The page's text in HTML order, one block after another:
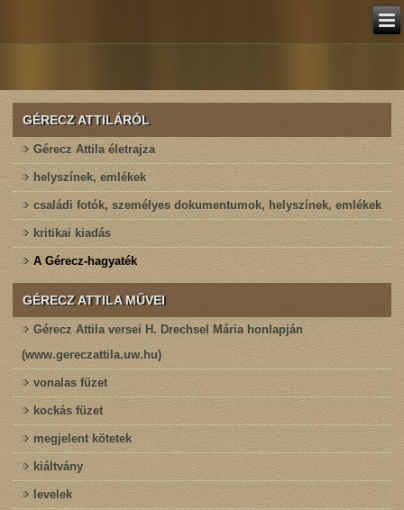
GÉRECZ ATTILÁRÓL
Gérecz Attila életrajza
helyszínek, emlékek
családi fotók, személyes dokumentumok, helyszínek, emlékek
kritikai kiadás
A Gérecz-hagyaték
GÉRECZ ATTILA MŰVEI
Gérecz Attila versei H. Drechsel Mária honlapján
(www.gereczattila.uw.hu)
vonalas füzet
kockás füzet
megjelent kötetek
kiáltvány
levelek